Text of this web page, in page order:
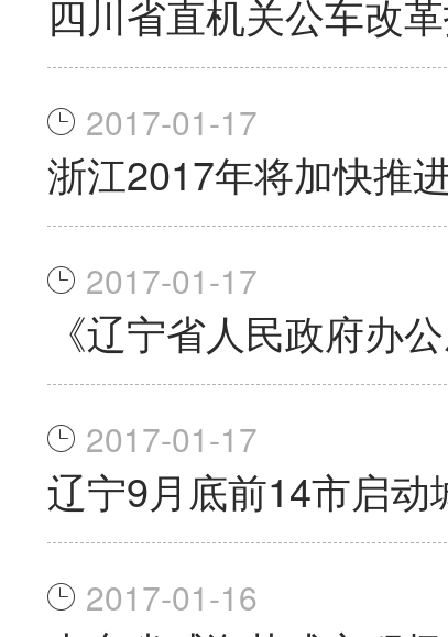
四川省直机关公车改
2017-01-17
浙江2017年将加快推
2017-01-17
《辽宁省人民政府办
2017-01-17
辽宁9月底前14市启动
2017-01-16